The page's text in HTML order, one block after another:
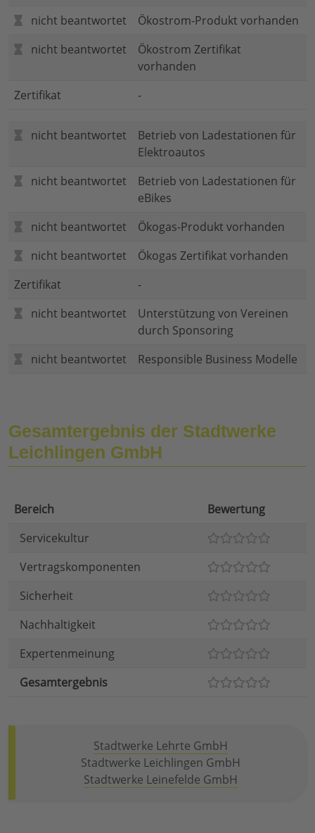
nicht beantwortet
Ökostrom-Produkt vorhanden
nicht beantwortet
Ökostrom Zertifikat
vorhanden
Zertifikat
-
nicht beantwortet
Betrieb von Ladestationen für
Elektroautos
nicht beantwortet
Betrieb von Ladestationen für
eBikes
nicht beantwortet
Ökogas-Produkt vorhanden
nicht beantwortet
Ökogas Zertifikat vorhanden
Zertifikat
-
nicht beantwortet
Unterstützung von Vereinen
durch Sponsoring
nicht beantwortet
Responsible Business Modelle
Gesamtergebnis der Stadtwerke
Leichlingen GmbH
Bereich
Bewertung
Servicekultur
Vertragskomponenten
Sicherheit
Nachhaltigkeit
Expertenmeinung
Gesamtergebnis
Stadtwerke Lehrte GmbH
Stadtwerke Leichlingen GmbH
Stadtwerke Leinefelde GmbH